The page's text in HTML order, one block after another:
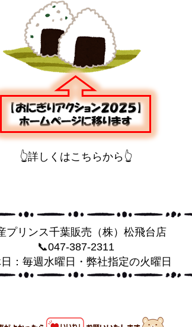
👆詳しくはこちらから👆
プリンス千葉販売（株）松飛台店
📞047-387-2311
：毎週水曜日・弊社指定の火曜日